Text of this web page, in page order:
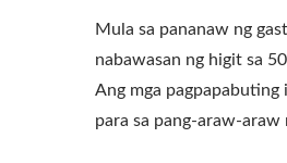
Mula sa pananaw ng
nabawasan ng higit sa
Ang mga pagpapabuting
para sa pang-araw-araw